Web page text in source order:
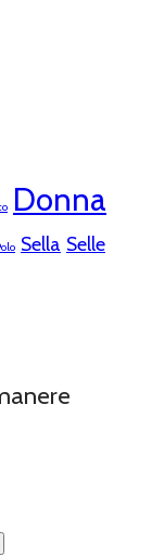
Donna
Sella Selle